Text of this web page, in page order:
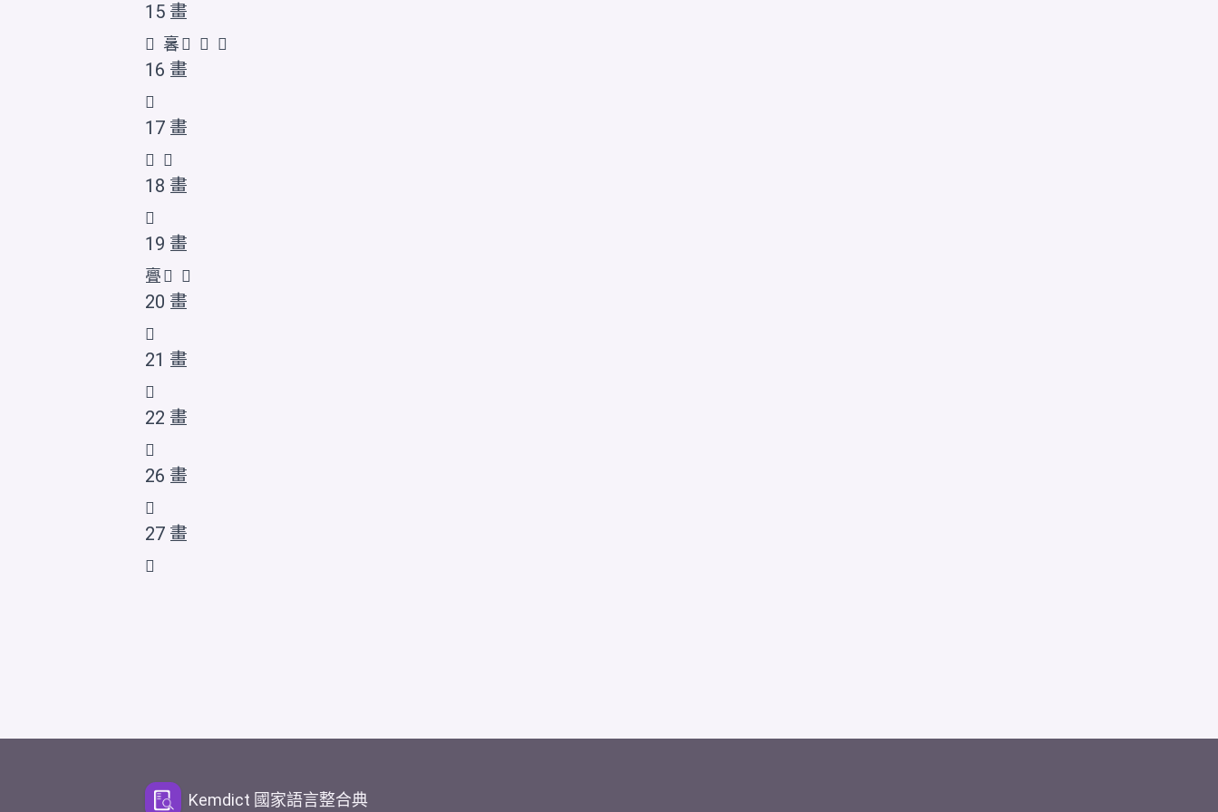
15 畫
𬽞 㐯𫢁 𫢂 𬽝
16 畫
𠆚
17 畫
𠆝 𪜦
18 畫
𫢃
19 畫
亹𠆞 𬽟
20 畫
𫢄
21 畫
𬽠
22 畫
𠆟
26 畫
𠆠
27 畫
𠆡
Kemdict 國家語言整合典